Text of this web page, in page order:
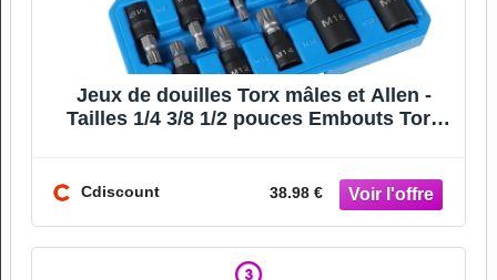
Jeux de douilles Torx mâles et Allen -
Tailles 1/4 3/8 1/2 pouces Embouts Torx
Cdiscount 38.98 €